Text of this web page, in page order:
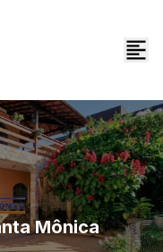
Mônica